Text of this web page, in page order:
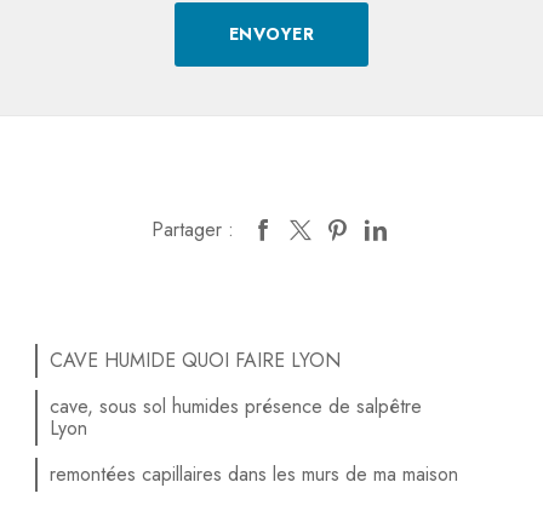
Partager :
CAVE HUMIDE QUOI FAIRE LYON
cave, sous sol humides présence de salpêtre
Lyon
remontées capillaires dans les murs de ma maison